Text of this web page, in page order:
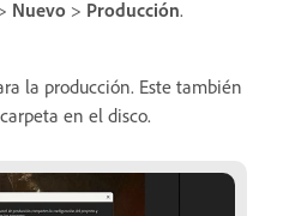
Nuevo > Producción.
la producción. Este también
en el disco.